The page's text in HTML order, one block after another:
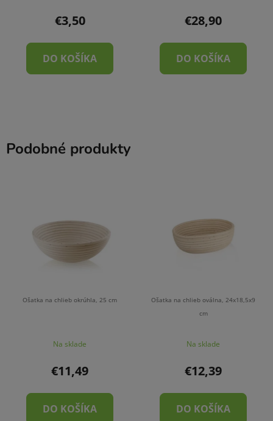
€3,50
DO KOŠÍKA
€28,90
DO KOŠÍKA
Podobné produkty
Ošatka na chlieb okrúhla, 25 cm
Na sklade
€11,49
DO KOŠÍKA
Ošatka na chlieb oválna, 24x18,5x9
cm
Na sklade
€12,39
DO KOŠÍKA